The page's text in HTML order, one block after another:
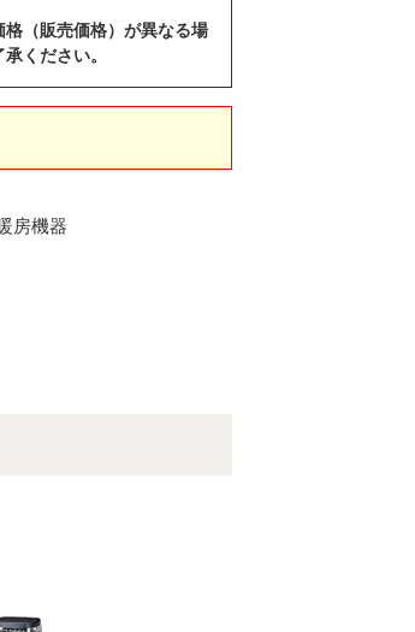
（販売価格）が異なる場
ください。
房機器